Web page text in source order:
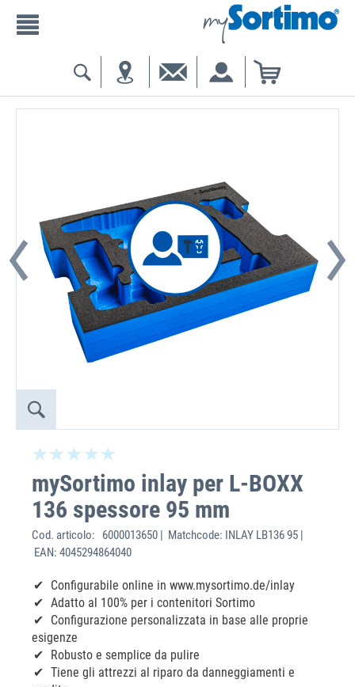
mySortimo inlay per L-BOXX
136 spessore 95 mm
Cod. articolo:
6000013650 | Matchcode: INLAY LB136 95 |
EAN: 4045294864040
Configurabile online in www.mysortimo.de/inlay
Adatto al 100% per i contenitori Sortimo
Configurazione personalizzata in base alle proprie
esigenze
Robusto e semplice da pulire
Tiene gli attrezzi al riparo da danneggiamenti e